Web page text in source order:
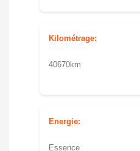
Kilométrage:
40670km
Energie:
Essence